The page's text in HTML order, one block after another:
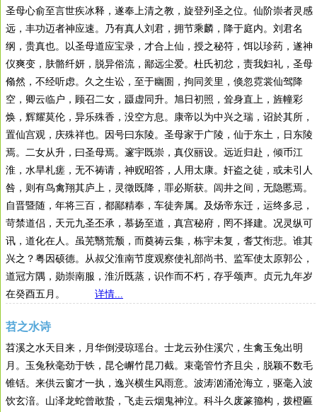
圣母心俞至言世疾冰释，遂奉上清之教，旋登列圣之位。仙阶崇者灵感
远，丰功迈者神应速。乃有真人刘君，拥节乘麟，降于庭内。刘君名
纲，贵真也。以圣母道应宝录，才合上仙，授之秘符，饵以珍药，遂神
仪爽变，肤骼纤妍，脱异俗流，鄙远尘爱。杜氏初忿，责我妇礼，圣母
翛然，不经听虑。久之生讼，至于幽圄，拘同羑里，倏忽霓裳仙驾降
空，卿云临户，顾召二女，蹑虚同升。旭日初照，耸身直上，旌幢彩
焕，辉耀莫伦，异乐殊香，没空方息。康帝以为中兴之瑞，诏於其所，
置仙宫观，庆殊祥也。因号曰东陵。圣母家于广陵，仙于东土，日东陵
焉。二女从升，曰圣母焉。邃宇既崇，真仪丽设。远近归赴，倾币江
淮，水旱札瘥，无不祷请，神贶昭答，人用太康。奸盗之徒，或未引人
咎，则有鸟禽翔其庐上，灵徵既降，罪必斯获。闾井之间，无隐慝焉。
自晋暨随，年将三百，都鄙精奉，车徒奔属。及炀帝东迁，运终多忌，
苛禁道侣，天元九圣丕承，慕扬至道，真宫秘府，罔不择建。况灵纵可
讯，道化在人。虽芜翳荒颓，而奠祷云集，栋宇未复，耆艾衔悲。谁其
兴之？粤因硕德。从叔父淮南节度观察使礼部尚书、监军使太原郭公，
道冠方隅，勋崇南服，淮沂既蒸，识作而不朽，存乎颂声。贞元九年岁
在癸酉五月。 详情...
苕之水诗
苕溪之水天目来，月华倒浸琼瑶台。士龙云孙住溪穴，生禽玉兔出明
月。玉兔秋毫劲于铁，昆仑嶰竹昆刀截。束毫管竹齐且尖，脱颖不数毛
锥铦。来供云窗才一执，逸兴横生风雨意。波涛汹涌沧海立，驱毫入波
饮玄湆。山泽龙蛇曾敢蛰，飞走云烟鬼神泣。科斗久废篆籀构，拨橙匾